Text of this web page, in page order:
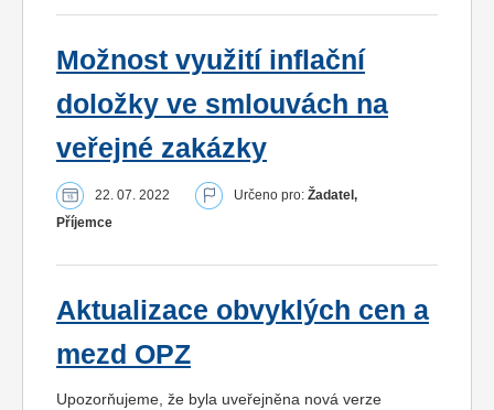
Možnost využití inflační
doložky ve smlouvách na
veřejné zakázky
22. 07. 2022 Určeno pro: Žadatel,
Příjemce
Aktualizace obvyklých cen a
mezd OPZ
Upozorňujeme, že byla uveřejněna nová verze